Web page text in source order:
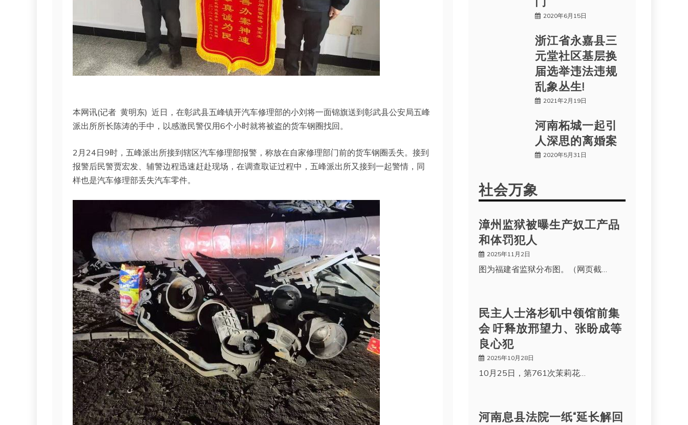
本网讯(记者 黄明东) 近日，在彰武县五峰镇开汽车修理部的小刘将一面锦旗送到彰武县公安局五峰
派出所所长陈涛的手中，以感激民警仅用6个小时就将被盗的货车钢圈找回。
2月24日9时，五峰派出所接到辖区汽车修理部报警，称放在自家修理部门前的货车钢圈丢失。接到
报警后民警贾宏发、辅警边程迅速赶赴现场，在调查取证过程中，五峰派出所又接到一起警情，同
样也是汽车修理部丢失汽车零件。
2020年6月15日
浙江省永嘉县三
元堂社区基层换
届选举违法违规
乱象丛生!
2021年2月19日
河南柘城一起引
人深思的离婚案
2020年5月31日
社会万象
漳州监狱被曝生产奴工产品
和体罚犯人
2025年11月2日
图为福建省监狱分布图。（网页截…
民主人士洛杉矶中领馆前集
会 吁释放邢望力、张盼成等
良心犯
2025年10月28日
10月25日，第761次茉莉花…
河南息县法院一纸“延长解回